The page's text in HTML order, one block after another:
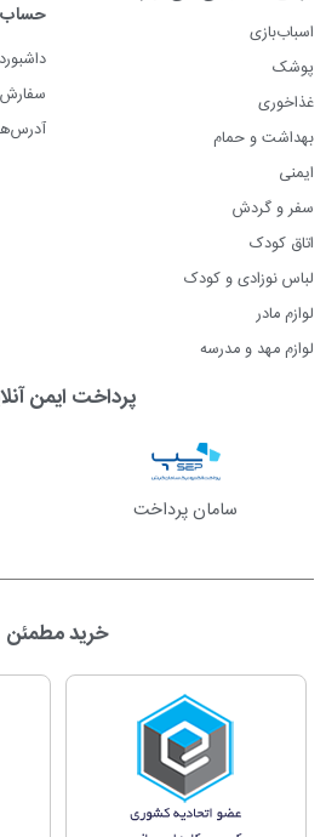
اسباب‌بازی
پوشک
غذاخوری
بهداشت و حمام
ایمنی
سفر و گردش
اتاق کودک
لباس نوزادی و کودک
لوازم مادر
لوازم مهد و مدرسه
حساب
داشبورد
پرداخت ایمن
سامان پرداخت
خرید مطمئن